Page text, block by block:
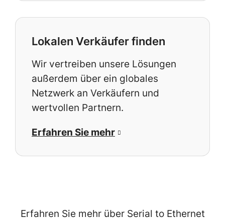
Lokalen Verkäufer finden
Wir vertreiben unsere Lösungen
außerdem über ein globales
Netzwerk an Verkäufern und
wertvollen Partnern.
Erfahren Sie mehr
Erfahren Sie mehr über Serial to Ethernet